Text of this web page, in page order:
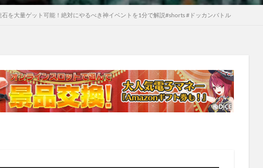
石を大量ゲット可能！絶対にやるべき神イベントを1分で解説#shorts #ドッカンバトル